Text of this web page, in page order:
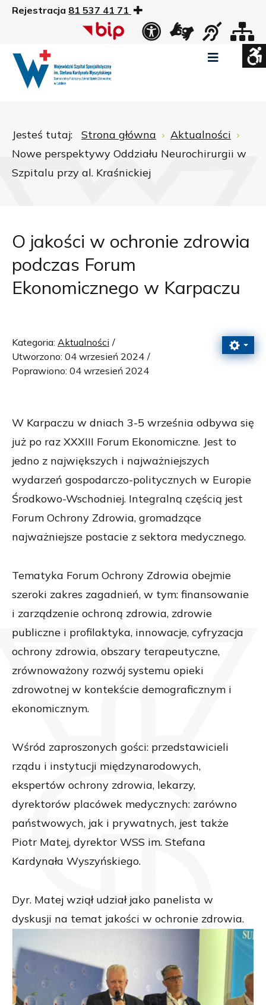
Rejestracja 81 537 41 71
Widok
WCAG
Jesteś tutaj: Strona główna
Aktualności
Nowe perspektywy Oddziału Neurochirurgii w
Szpitalu przy al. Kraśnickiej
O jakości w ochronie zdrowia
podczas Forum
Ekonomicznego w Karpaczu
Kategoria: Aktualności
Utworzono: 04 wrzesień 2024
Poprawiono: 04 wrzesień 2024
W Karpaczu w dniach 3-5 września odbywa się
już po raz XXXIII Forum Ekonomiczne. Jest to
jedno z największych i najważniejszych
wydarzeń gospodarczo-politycznych w Europie
Środkowo-Wschodniej. Integralną częścią jest
Forum Ochrony Zdrowia, gromadzące
najważniejsze postacie z sektora medycznego.
Tematyka Forum Ochrony Zdrowia obejmie
szeroki zakres zagadnień, w tym: finansowanie
i zarządzenie ochroną zdrowia, zdrowie
publiczne i profilaktyka, innowacje, cyfryzacja
ochrony zdrowia, obszary terapeutyczne,
zrównoważony rozwój systemu opieki
zdrowotnej w kontekście demograficznym i
ekonomicznym.
Wśród zaproszonych gości: przedstawicieli
rządu i instytucji międzynarodowych,
ekspertów ochrony zdrowia, lekarzy,
dyrektorów placówek medycznych: zarówno
państwowych, jak i prywatnych, jest także
Piotr Matej, dyrektor WSS im. Stefana
Kardynała Wyszyńskiego.
Dyr. Matej wziął udział jako panelista w
dyskusji na temat jakości w ochronie zdrowia.